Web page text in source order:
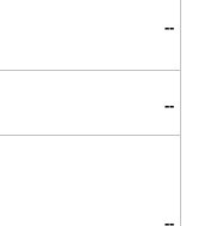
--
--